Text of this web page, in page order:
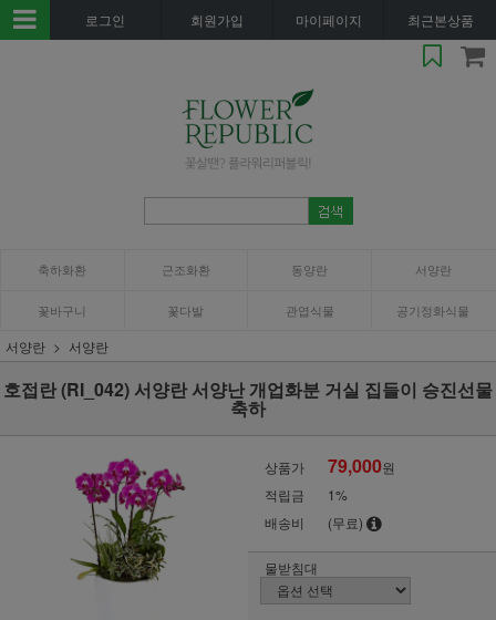
로그인 회원가입 마이페이지 최근본상품
축하화환 근조화환 동양란 서양란
꽃바구니 꽃다발 관엽식물 공기정화식물
서양란 서양란
호접란 (RI_042) 서양란 서양난 개업화분 거실 집들이 승진선물
축하
상품가 79,000원
적립금
1%
배송비
(무료)
물받침대